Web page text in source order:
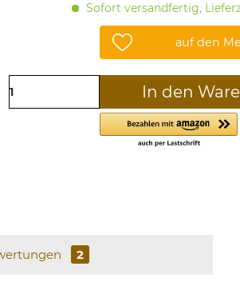
Sofort versandfertig,
auf den
In den
2